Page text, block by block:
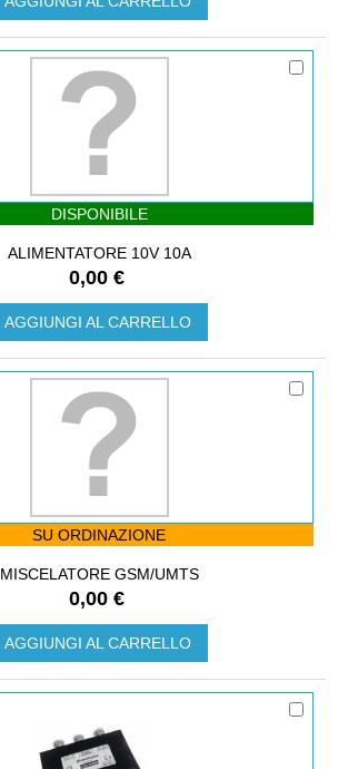
DISPONIBILE
ALIMENTATORE 10V 10A
0,00 €
AGGIUNGI AL CARRELLO
SU ORDINAZIONE
MISCELATORE GSM/UMTS
0,00 €
AGGIUNGI AL CARRELLO